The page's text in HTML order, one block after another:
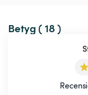
Betyg ( 18 )